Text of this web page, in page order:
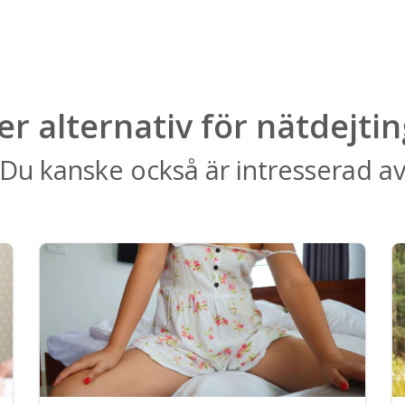
alternativ för
Du kanske också är intresserad av